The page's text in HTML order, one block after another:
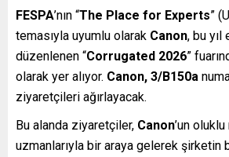
FESPA’nın “The Place for Experts”
temasıyla uyumlu olarak Canon, bu yıl
düzenlenen “Corrugated 2026”
olarak yer alıyor. Canon, 3/B150a
ziyaretçileri ağırlayacak.
Bu alanda ziyaretçiler, Canon’un
uzmanlarıyla bir araya gelerek şirketin